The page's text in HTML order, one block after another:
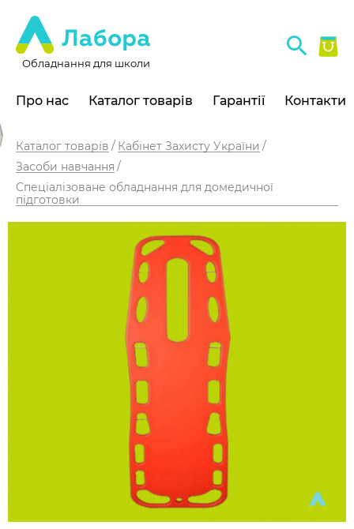
Обладнання для школи
Про нас Каталог товарів Гарантії Контакти
Каталог товарів
Кабінет Захисту України
Засоби навчання
Спеціалізоване обладнання для домедичної
підготовки